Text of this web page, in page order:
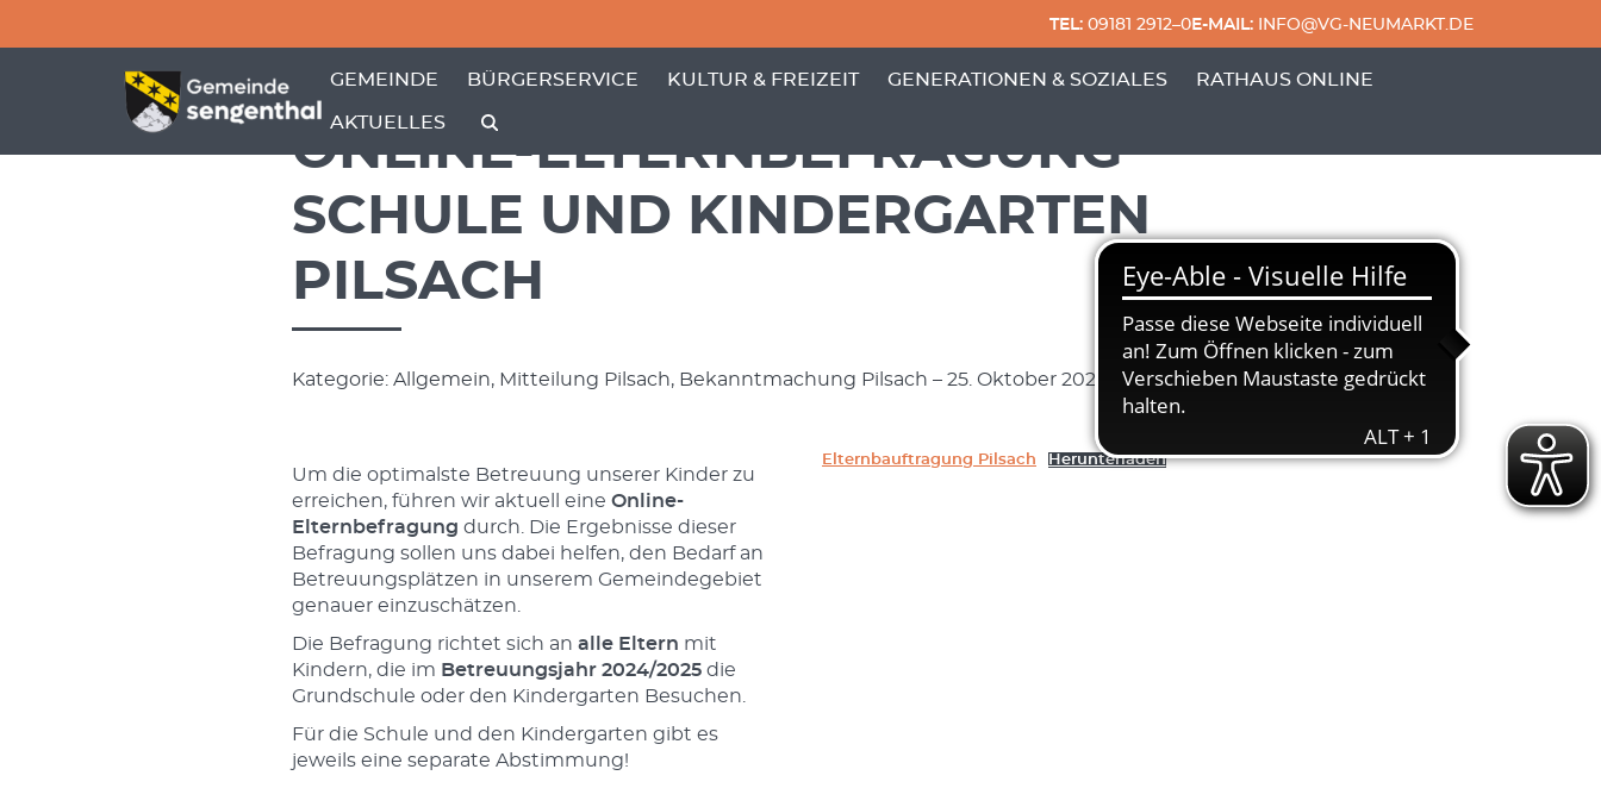
TEL:09181 2912–0E-MAIL:INFO@VG-NEUMARKT.DE
GEMEINDE
ZEIGE MENÜ-UNTERPUNKTE VON 'GEMEINDE'
BÜRGERSERVICE
ZEIGE MENÜ-UNTERPUNKTE VON 'BÜRGERSERVICE'
KULTUR & FREIZEIT GENERATIONEN & SOZIALES RATHAUS ONLINE
AKTUELLES
ONLINE-ELTERNBEFRAGUNG
SCHULE UND KINDERGARTEN
PILSACH
Kategorie: Allgemein, Mitteilung Pilsach, Bekanntmachung Pilsach – 25. Oktober 2023
Um die optimalste Betreuung unserer Kinder zu
erreichen, führen wir aktuell eine Online-
Elternbefragung durch. Die Ergebnisse dieser
Befragung sollen uns dabei helfen, den Bedarf an
Betreuungsplätzen in unserem Gemeindegebiet
genauer einzuschätzen.
Die Befragung richtet sich an alle Eltern mit
Kindern, die im Betreuungsjahr 2024/2025die
Grundschule oder den Kindergarten Besuchen.
Für die Schule und den Kindergarten gibt es
jeweils eine separate Abstimmung!
Elternbauftragung Pilsach Herunterladen